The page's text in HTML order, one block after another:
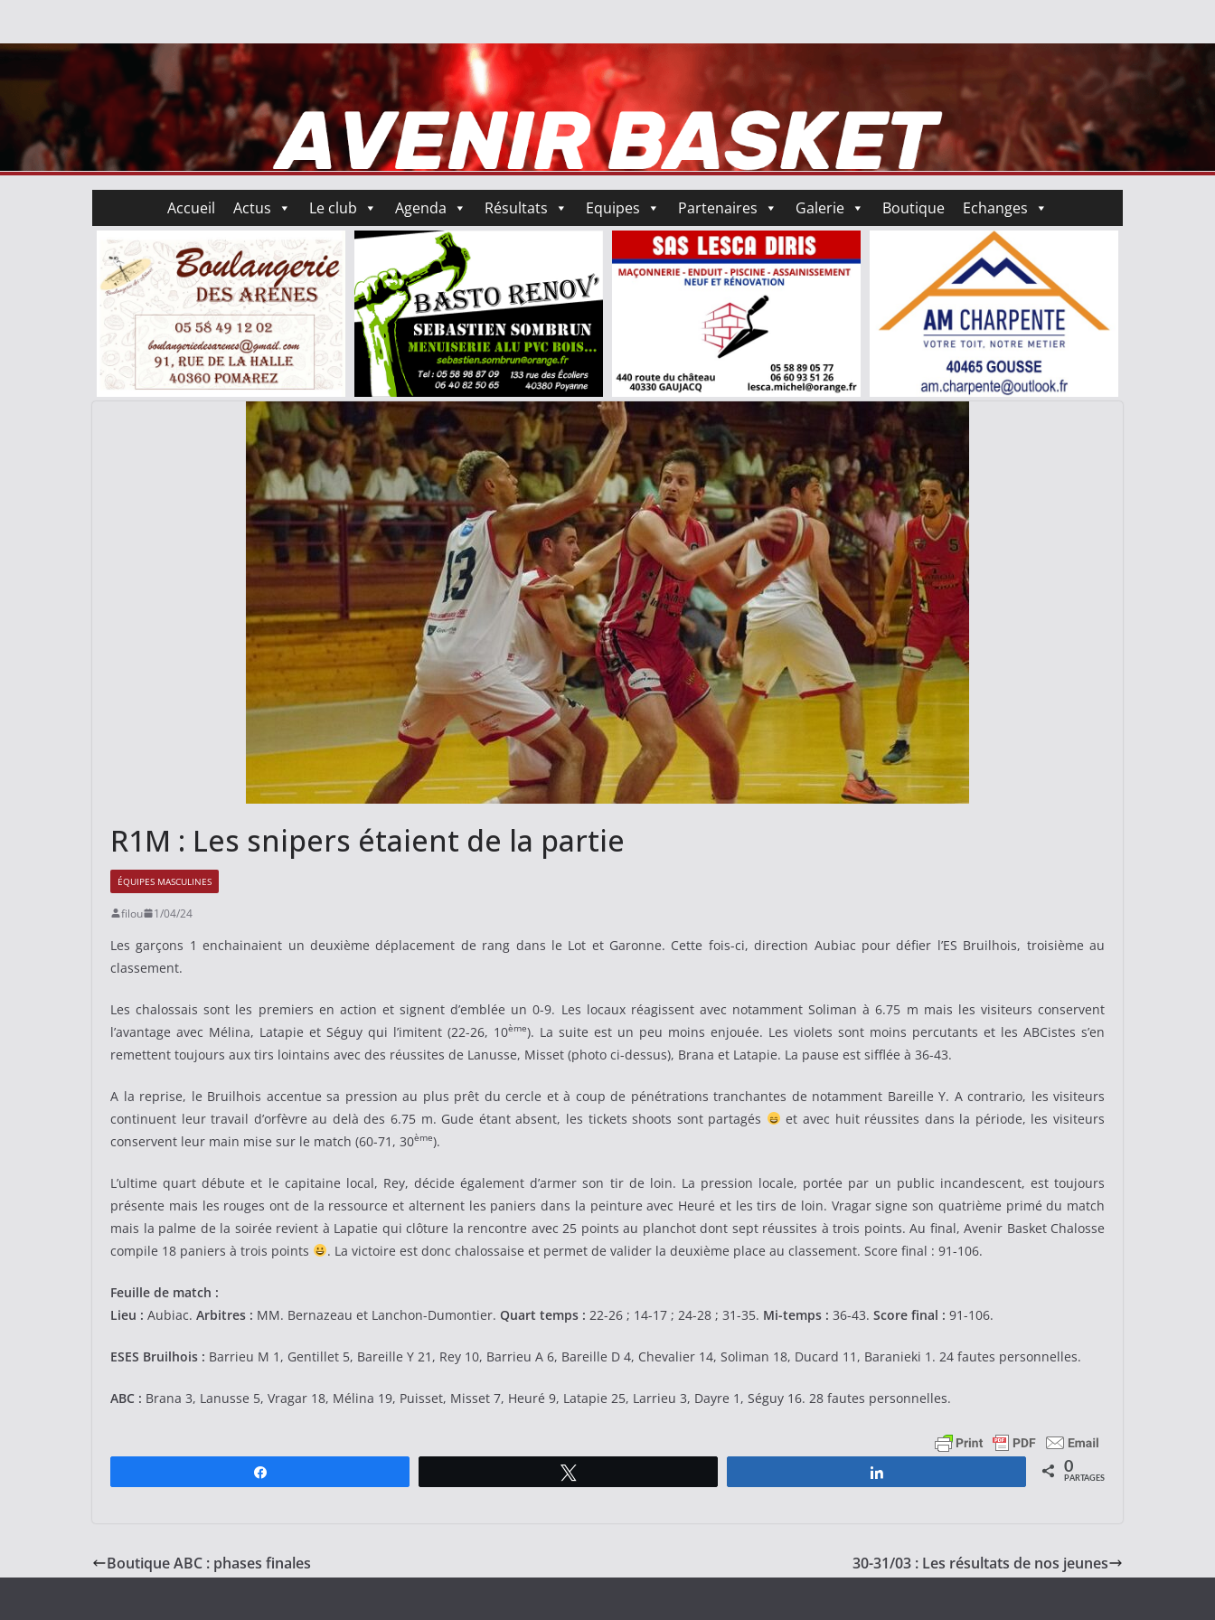
Accueil Actus Le club Agenda Résultats Equipes Partenaires Galerie Boutique Echanges
R1M : Les snipers étaient de la partie
ÉQUIPES MASCULINES
filou 1/04/24
Les garçons 1 enchainaient un deuxième déplacement de rang dans le Lot et Garonne. Cette fois-ci, direction Aubiac pour défier l’ES Bruilhois, troisième au
classement.
Les chalossais sont les premiers en action et signent d’emblée un 0-9. Les locaux réagissent avec notamment Soliman à 6.75 m mais les visiteurs conservent
l’avantage avec Mélina, Latapie et Séguy qui l’imitent (22-26, 10ème). La suite est un peu moins enjouée. Les violets sont moins percutants et les ABCistes s’en
remettent toujours aux tirs lointains avec des réussites de Lanusse, Misset (photo ci-dessus), Brana et Latapie. La pause est sifflée à 36-43.
A la reprise, le Bruilhois accentue sa pression au plus prêt du cercle et à coup de pénétrations tranchantes de notamment Bareille Y. A contrario, les visiteurs
continuent leur travail d’orfèvre au delà des 6.75 m. Gude étant absent, les tickets shoots sont partagés
et avec huit réussites dans la période, les visiteurs
conservent leur main mise sur le match (60-71, 30ème).
L’ultime quart débute et le capitaine local, Rey, décide également d’armer son tir de loin. La pression locale, portée par un public incandescent, est toujours
présente mais les rouges ont de la ressource et alternent les paniers dans la peinture avec Heuré et les tirs de loin. Vragar signe son quatrième primé du match
mais la palme de la soirée revient à Lapatie qui clôture la rencontre avec 25 points au planchot dont sept réussites à trois points. Au final, Avenir Basket Chalosse
compile 18 paniers à trois points
. La victoire est donc chalossaise et permet de valider la deuxième place au classement. Score final : 91-106.
Feuille de match :
Lieu : Aubiac. Arbitres : MM. Bernazeau et Lanchon-Dumontier. Quart temps : 22-26 ; 14-17 ; 24-28 ; 31-35. Mi-temps : 36-43. Score final : 91-106.
ESES Bruilhois : Barrieu M 1, Gentillet 5, Bareille Y 21, Rey 10, Barrieu A 6, Bareille D 4, Chevalier 14, Soliman 18, Ducard 11, Baranieki 1. 24 fautes personnelles.
ABC : Brana 3, Lanusse 5, Vragar 18, Mélina 19, Puisset, Misset 7, Heuré 9, Latapie 25, Larrieu 3, Dayre 1, Séguy 16. 28 fautes personnelles.
0
PARTAGES
Boutique ABC : phases finales 30-31/03 : Les résultats de nos jeunes